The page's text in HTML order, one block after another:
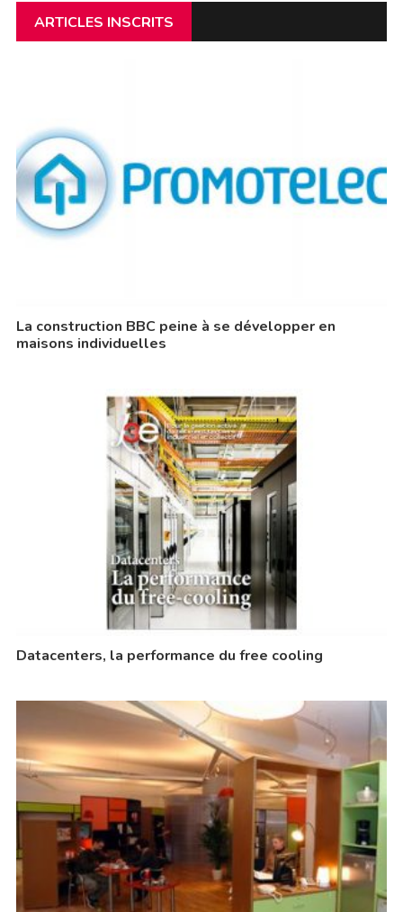
ARTICLES INSCRITS
La construction BBC peine à se développer en
maisons individuelles
Datacenters, la performance du free cooling